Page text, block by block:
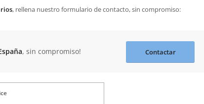
, rellena nuestro formulario de contacto, sin compromiso:
, sin compromiso! Contactar